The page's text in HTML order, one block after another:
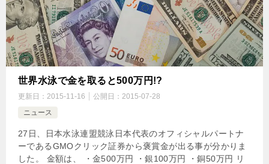
世界水泳で金を取ると500万円!?
更新日： 2015-11-16 公開日： 2015-07-28
ニュース
27日、日本水泳連盟競泳日本代表のオフィシャルパートナ
ーであるGMOクリック証券から褒賞金が出る事が分かりま
した。 金額は、 ・金500万円 ・銀100万円 ・銅50万円 リ